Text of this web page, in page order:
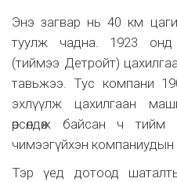
Энэ загвар нь 40 км
туулж чадна. 1923
(тиймээ Детройт)
тавьжээ. Тус компани
эхлүүлж цахилгаан
өрсөлдөж байсан ч
чимээгүйхэн компаниудын
Тэр үед дотоод